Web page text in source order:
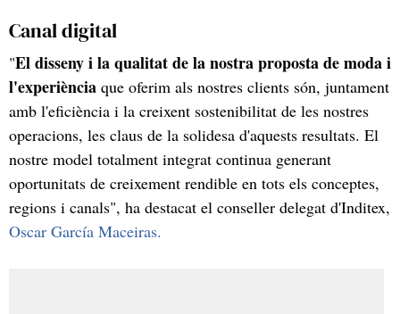
Canal digital
"El disseny i la qualitat de la nostra proposta de moda i
l'experiència que oferim als nostres clients són, juntament
amb l'eficiència i la creixent sostenibilitat de les nostres
operacions, les claus de la solidesa d'aquests resultats. El
nostre model totalment integrat continua generant
oportunitats de creixement rendible en tots els conceptes,
regions i canals", ha destacat el conseller delegat d'Inditex,
Oscar García Maceiras.